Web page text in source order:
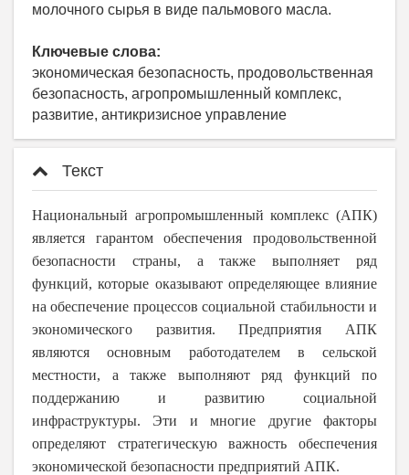
молочного сырья в виде пальмового масла.
Ключевые слова:
экономическая безопасность, продовольственная
безопасность, агропромышленный комплекс,
развитие, антикризисное управление
Текст
Национальный агропромышленный комплекс (АПК)
является гарантом обеспечения продовольственной
безопасности страны, а также выполняет ряд
функций, которые оказывают определяющее влияние
на обеспечение процессов социальной стабильности и
экономического развития. Предприятия АПК
являются основным работодателем в сельской
местности, а также выполняют ряд функций по
поддержанию и развитию социальной
инфраструктуры. Эти и многие другие факторы
определяют стратегическую важность обеспечения
экономической безопасности предприятий АПК.